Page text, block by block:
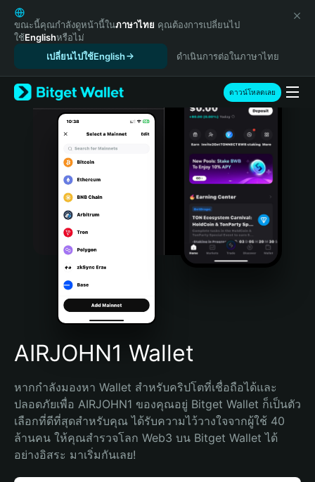
English
日本語
Tiếng Việt
Español (Latinoamérica)
Türkçe
Italiano
Português (Portugal)
Bahasa Indonesia
Português (Brasil)
Español (Argentina)
ขณะนี้คุณกำลังดูหน้านี้ในภาษาไทย คุณต้องการเปลี่ยนไป
ใช้Englishหรือไม่
เปลี่ยนไปใช้English
ดำเนินการต่อในภาษาไทย
ดาวน์โหลดเลย
AIRJOHN1 Wallet
หากกำลังมองหา Wallet สำหรับคริปโตที่เชื่อถือได้และ
ปลอดภัยเพื่อ AIRJOHN1 ของคุณอยู่ Bitget Wallet ก็เป็นตัว
เลือกที่ดีที่สุดสำหรับคุณ ได้รับความไว้วางใจจากผู้ใช้ 40
ล้านคน ให้คุณสำรวจโลก Web3 บน Bitget Wallet ได้
อย่างอิสระ มาเริ่มกันเลย!